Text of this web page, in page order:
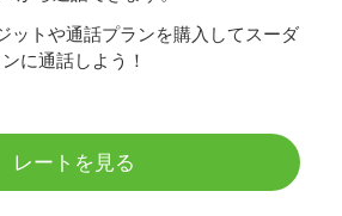
ットや通話プランを購入してスーダ
ンに通話しよう！
レートを見る